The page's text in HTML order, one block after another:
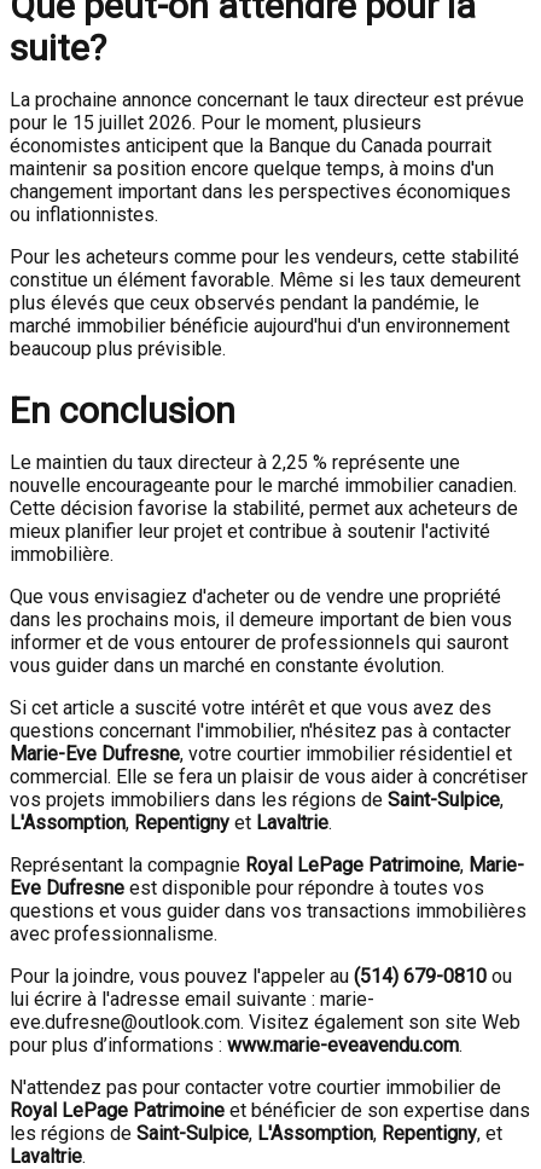
suite?
La prochaine annonce concernant le taux directeur est prévue
pour le 15 juillet 2026. Pour le moment, plusieurs
économistes anticipent que la Banque du Canada pourrait
maintenir sa position encore quelque temps, à moins d'un
changement important dans les perspectives économiques
ou inflationnistes.
Pour les acheteurs comme pour les vendeurs, cette stabilité
constitue un élément favorable. Même si les taux demeurent
plus élevés que ceux observés pendant la pandémie, le
marché immobilier bénéficie aujourd'hui d'un environnement
beaucoup plus prévisible.
En conclusion
Le maintien du taux directeur à 2,25 % représente une
nouvelle encourageante pour le marché immobilier canadien.
Cette décision favorise la stabilité, permet aux acheteurs de
mieux planifier leur projet et contribue à soutenir l'activité
immobilière.
Que vous envisagiez d'acheter ou de vendre une propriété
dans les prochains mois, il demeure important de bien vous
informer et de vous entourer de professionnels qui sauront
vous guider dans un marché en constante évolution.
Si cet article a suscité votre intérêt et que vous avez des
questions concernant l'immobilier, n'hésitez pas à contacter
Marie-Eve Dufresne, votre courtier immobilier résidentiel et
commercial. Elle se fera un plaisir de vous aider à concrétiser
vos projets immobiliers dans les régions de Saint-Sulpice,
L'Assomption, Repentigny et Lavaltrie.
Représentant la compagnie Royal LePage Patrimoine, Marie-
Eve Dufresne est disponible pour répondre à toutes vos
questions et vous guider dans vos transactions immobilières
avec professionnalisme.
Pour la joindre, vous pouvez l'appeler au (514) 679-0810 ou
lui écrire à l'adresse email suivante : marie-
eve.dufresne@outlook.com. Visitez également son site Web
pour plus d’informations : www.marie-eveavendu.com.
N'attendez pas pour contacter votre courtier immobilier de
Royal LePage Patrimoine et bénéficier de son expertise dans
les régions de Saint-Sulpice, L'Assomption, Repentigny, et
Lavaltrie.